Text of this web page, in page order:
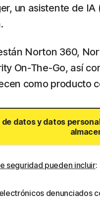
un asistente de
Norton 360,
On-The-Go, así
como producto
datos y datos
seguridad pueden incluir:
denunciados